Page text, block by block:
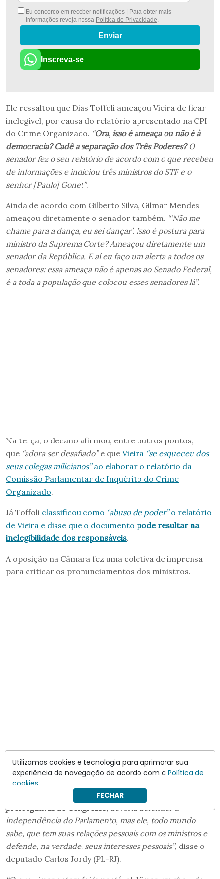
Eu concordo em receber notificações | Para obter mais
informações reveja nossa Política de Privacidade.
Enviar
Inscreva-se
Ele ressaltou que Dias Toffoli ameaçou Vieira de ficar
inelegível, por causa do relatório apresentado na CPI
do Crime Organizado. “Ora, isso é ameaça ou não é à
democracia? Cadê a separação dos Três Poderes?O
senador fez o seu relatório de acordo com o que recebeu
de informações e indiciou três ministros do STF e o
senhor [Paulo] Gonet”.
Ainda de acordo com Gilberto Silva, Gilmar Mendes
ameaçou diretamente o senador também. “‘Não me
chame para a dança, eu sei dançar’. Isso é postura para
ministro da Suprema Corte? Ameaçou diretamente um
senador da República. E aí eu faço um alerta a todos os
senadores: essa ameaça não é apenas ao Senado Federal,
é a toda a população que colocou esses senadores lá”.
Na terça, o decano afirmou, entre outros pontos,
que “adora ser desafiado”e que Vieira “se esqueceu dos
seus colegas milicianos”ao elaborar o relatório da
Comissão Parlamentar de Inquérito do Crime
Organizado.
Já Toffoli classificou como “abuso de poder”o relatório
de Vieira e disse que o documento pode resultar na
inelegibilidade dos responsáveis.
A oposição na Câmara fez uma coletiva de imprensa
para criticar os pronunciamentos dos ministros.
Quem deveria estar fazendo isso que estamos fazendo
aqui hoje deveria ser o presidente do Congresso
Nacional, o Davi Alcolumbre, que deveria defender as
prerrogativas do Congresso, deveria defender a
independência do Parlamento, mas ele, todo mundo
sabe, que tem suas relações pessoais com os ministros e
defende, na verdade, seus interesses pessoais”, disse o
deputado Carlos Jordy (PL-RJ).
Utilizamos cookies e tecnologia para aprimorar sua
experiência de navegação de acordo com a Política de
cookies.
FECHAR